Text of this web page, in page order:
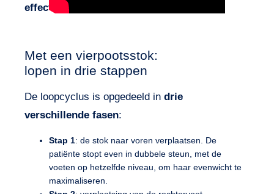
effectiviteit drastisch
Met een vierpootsstok:
lopen in drie stappen
De loopcyclus is opgedeeld in drie
verschillende fasen:
Stap 1: de stok naar voren verplaatsen. De
patiënte stopt even in dubbele steun, met de
voeten op hetzelfde niveau, om haar evenwicht te
maximaliseren.